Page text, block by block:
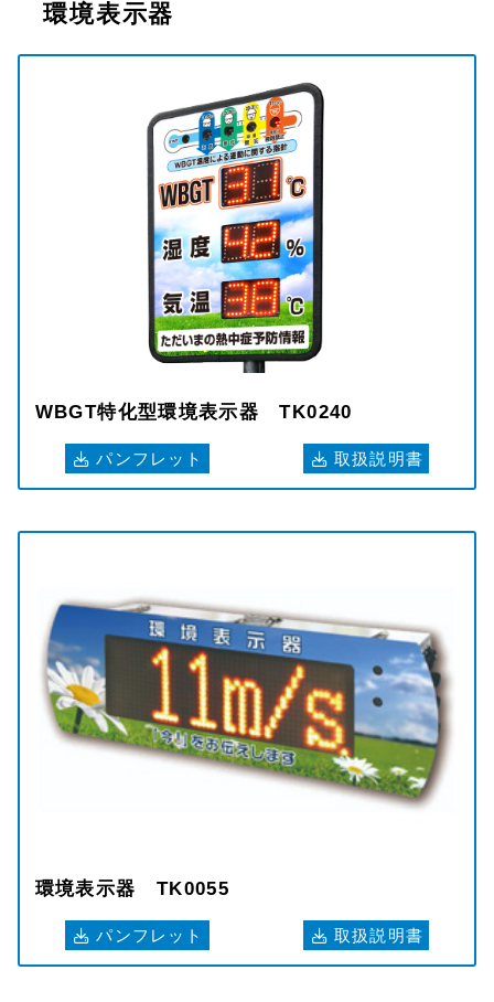
環境表示器
WBGT特化型環境表示器 TK0240
パンフレット 取扱説明書
環境表示器 TK0055
パンフレット 取扱説明書